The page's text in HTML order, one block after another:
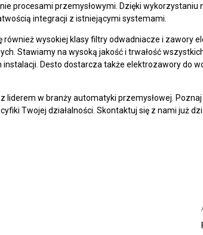
procesami przemysłowymi. Dzięki
integracji z istniejącymi systemami.
również wysokiej klasy filtry odwadniacze i zawory
Stawiamy na wysoką jakość i trwałość
instalacji. Desto dostarcza także elektrozawory do
liderem w branży automatyki przemysłowej.
Twojej działalności. Skontaktuj się z nami już